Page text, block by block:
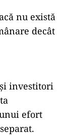
nu există
decât
investitori
efort